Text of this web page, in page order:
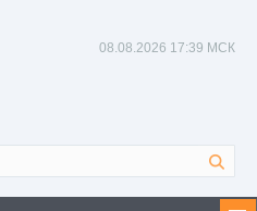
08.08.2026 17:39 МСК